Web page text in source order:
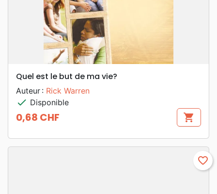
Quel est le but de ma vie?
Auteur : Rick Warren
check Disponible
Prix
0,68 CHF shopping_cart
favorite_border